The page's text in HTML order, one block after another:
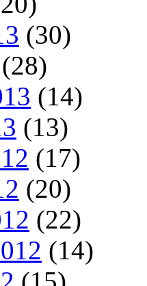
(30)
(28)
(14)
(13)
(17)
(20)
(22)
(14)